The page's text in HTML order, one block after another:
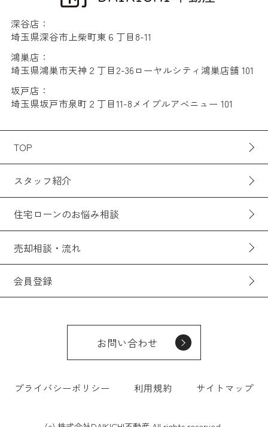
深谷店：
埼玉県深谷市上柴町東６丁目8-11
鴻巣店：
埼玉県鴻巣市天神２丁目2-36ローヤルシティ鴻巣店舗 101
坂戸店：
埼玉県坂戸市泉町２丁目11-8メイプルアベニュー 101
TOP
スタッフ紹介
住宅ローンのお悩み相談
売却相談・流れ
会員登録
お問い合わせ
プライバシーポリシー 利用規約 サイトマップ